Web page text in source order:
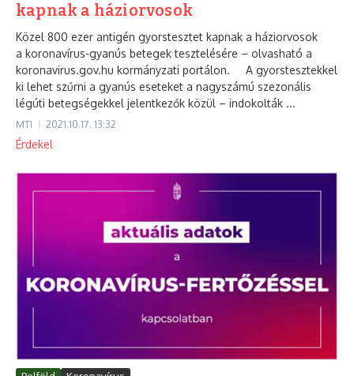
kapnak a háziorvosok
Közel 800 ezer antigén gyorstesztet kapnak a háziorvosok
a koronavírus-gyanús betegek tesztelésére – olvasható a
koronavirus.gov.hu kormányzati portálon. A gyorstesztekkel
ki lehet szűrni a gyanús eseteket a nagyszámú szezonális
légúti betegségekkel jelentkezők közül – indokolták ...
MTI 2021.10.17. 13:32
Érdekel